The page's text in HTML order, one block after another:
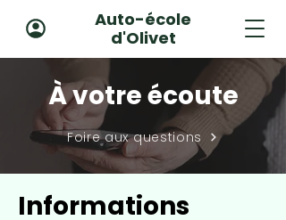
Auto-école
d'Olivet
À votre écoute
Foire aux questions
Informations